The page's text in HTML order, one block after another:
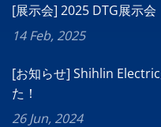
[展示会] 2025 DTG展示会
14 Feb, 2025
[お知らせ] Shihlin
た！
26 Jun, 2024